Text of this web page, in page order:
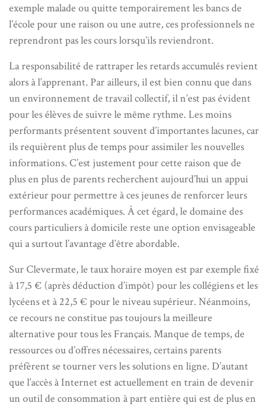
exemple malade ou quitte temporairement les bancs de
l’école pour une raison ou une autre, ces professionnels ne
reprendront pas les cours lorsqu’ils reviendront.
La responsabilité de rattraper les retards accumulés revient
alors à l’apprenant. Par ailleurs, il est bien connu que dans
un environnement de travail collectif, il n’est pas évident
pour les élèves de suivre le même rythme. Les moins
performants présentent souvent d’importantes lacunes, car
ils requièrent plus de temps pour assimiler les nouvelles
informations. C’est justement pour cette raison que de
plus en plus de parents recherchent aujourd’hui un appui
extérieur pour permettre à ces jeunes de renforcer leurs
performances académiques. À cet égard, le domaine des
cours particuliers à domicile reste une option envisageable
qui a surtout l’avantage d’être abordable.
Sur Clevermate, le taux horaire moyen est par exemple fixé
à 17,5 € (après déduction d’impôt) pour les collégiens et les
lycéens et à 22,5 € pour le niveau supérieur. Néanmoins,
ce recours ne constitue pas toujours la meilleure
alternative pour tous les Français. Manque de temps, de
ressources ou d’offres nécessaires, certains parents
préfèrent se tourner vers les solutions en ligne. D’autant
que l’accès à Internet est actuellement en train de devenir
un outil de consommation à part entière qui est de plus en